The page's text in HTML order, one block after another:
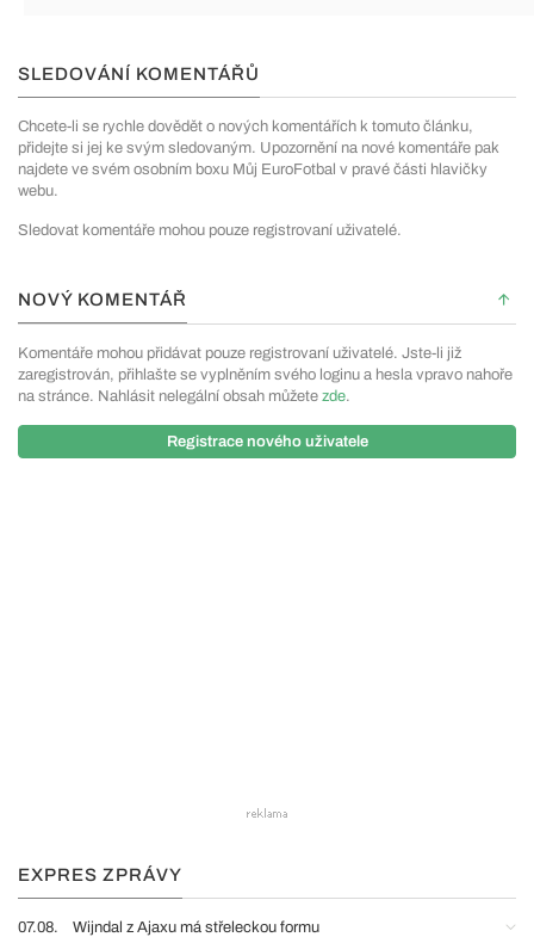
SLEDOVÁNÍ KOMENTÁŘŮ
Chcete-li se rychle dovědět o nových komentářích k tomuto článku,
přidejte si jej ke svým sledovaným. Upozornění na nové komentáře pak
najdete ve svém osobním boxu Můj EuroFotbal v pravé části hlavičky
webu.
Sledovat komentáře mohou pouze registrovaní uživatelé.
NOVÝ KOMENTÁŘ
Komentáře mohou přidávat pouze registrovaní uživatelé. Jste-li již
zaregistrován, přihlašte se vyplněním svého loginu a hesla vpravo nahoře
na stránce. Nahlásit nelegální obsah můžete zde.
Registrace nového uživatele
EXPRES ZPRÁVY
07.08. Wijndal z Ajaxu má střeleckou formu